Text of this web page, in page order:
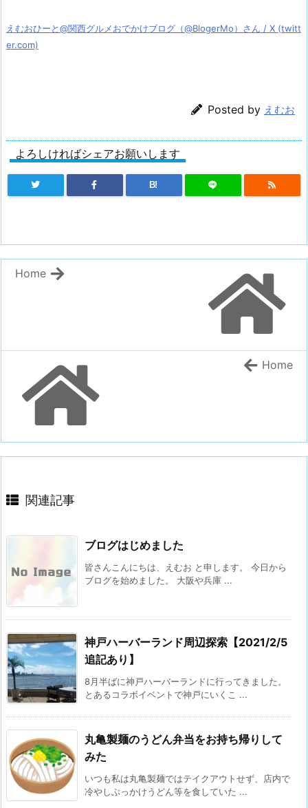
えむおひーと@関西グルメおでかけブログ（@BlogerMo）さん / X (twitt
er.com)
Posted by えむお
よろしければシェアお願いします
B!
Home
Home
関連記事
ブログはじめました
皆さんこんにちは、えむお と申します。 今日から
ブログを始めました。 大阪や兵庫 ...
神戸ハーバーランド周辺探索【2021/2/5
追記あり】
8月半ばに神戸ハーバーランドに行ってきました。
とあるコラボイベントで神戸にいくこ ...
丸亀製麺のうどん弁当をお持ち帰りして
みた
いつも私は丸亀製麺ではテイクアウトせず、店内で
冷やしぶっかけうどん等を食していた ...